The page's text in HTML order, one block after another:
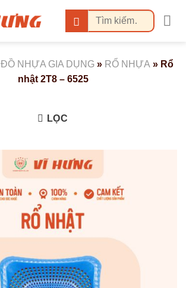
Tìm
kiếm:
ĐỒ NHỰA GIA DỤNG» RỔ NHỰA » Rổ
nhật 2T8 – 6525
LỌC